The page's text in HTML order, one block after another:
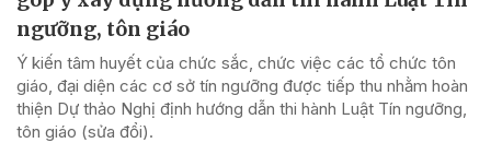
ngưỡng, tôn giáo
Ý kiến tâm huyết của chức sắc, chức việc các tổ chức tôn
giáo, đại diện các cơ sở tín ngưỡng được tiếp thu nhằm hoàn
thiện Dự thảo Nghị định hướng dẫn thi hành Luật Tín ngưỡng,
tôn giáo (sửa đổi).